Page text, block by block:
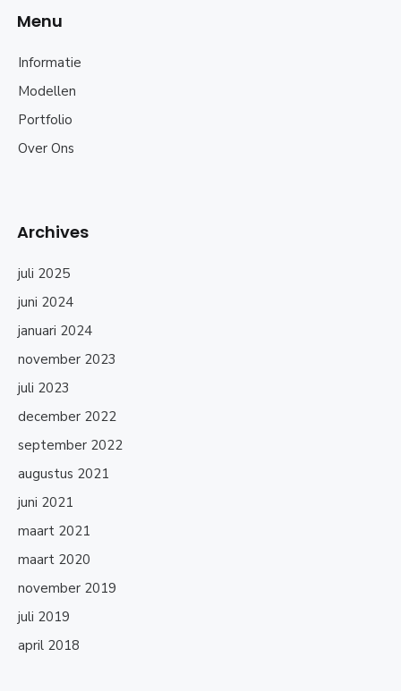
Menu
Informatie
Modellen
Portfolio
Over Ons
Archives
juli 2025
juni 2024
januari 2024
november 2023
juli 2023
december 2022
september 2022
augustus 2021
juni 2021
maart 2021
maart 2020
november 2019
juli 2019
april 2018